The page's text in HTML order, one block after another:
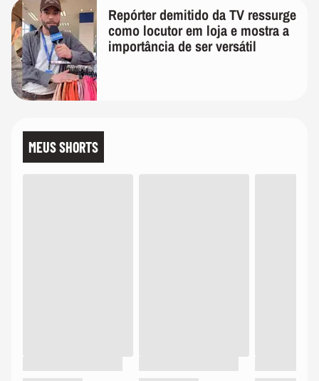
Repórter demitido da TV ressurge
como locutor em loja e mostra a
importância de ser versátil
MEUS SHORTS